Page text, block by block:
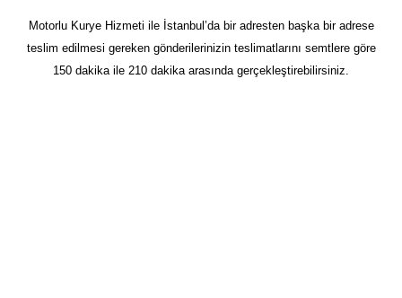
Motorlu Kurye Hizmeti ile İstanbul’da bir adresten başka bir adrese
teslim edilmesi gereken gönderilerinizin teslimatlarını semtlere göre
150 dakika ile 210 dakika arasında gerçekleştirebilirsiniz.